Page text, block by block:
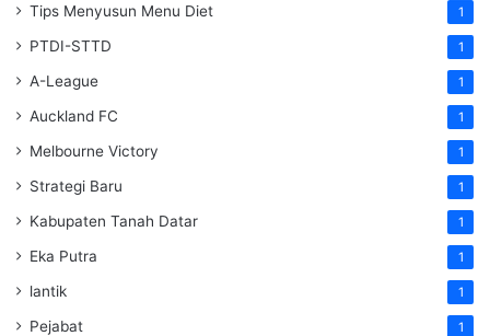
Tips Menyusun Menu Diet 1
PTDI-STTD 1
A-League 1
Auckland FC 1
Melbourne Victory 1
Strategi Baru 1
Kabupaten Tanah Datar 1
Eka Putra 1
lantik 1
Pejabat 1